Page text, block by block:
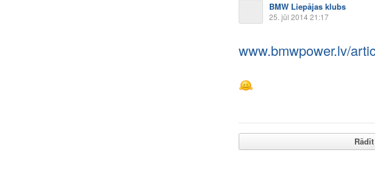
BMW Liepājas klubs
25. jūl 2014 21:17
www.bmwpower.lv/